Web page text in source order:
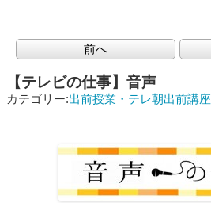
前へ
【テレビの仕事】音声
カテゴリー:出前授業・テレ朝出前講座